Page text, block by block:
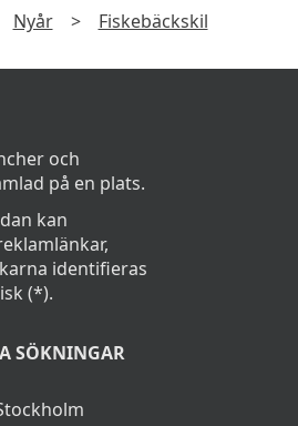
kl. 12:00
Nyår > Fiskebäckskil
och
på en plats.
kan
identifieras
(*).
SÖKNINGAR